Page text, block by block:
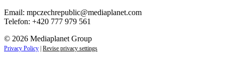
Email: mpczechrepublic@mediaplanet.com
Telefon: +420 777 979 561
© 2026 Mediaplanet Group
Privacy Policy | Revise privacy settings